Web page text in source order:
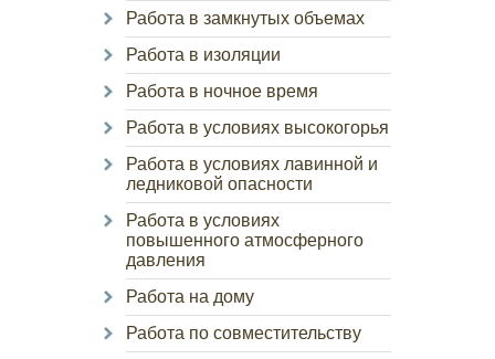
Работа в замкнутых объемах
Работа в изоляции
Работа в ночное время
Работа в условиях высокогорья
Работа в условиях лавинной и
ледниковой опасности
Работа в условиях
повышенного атмосферного
давления
Работа на дому
Работа по совместительству